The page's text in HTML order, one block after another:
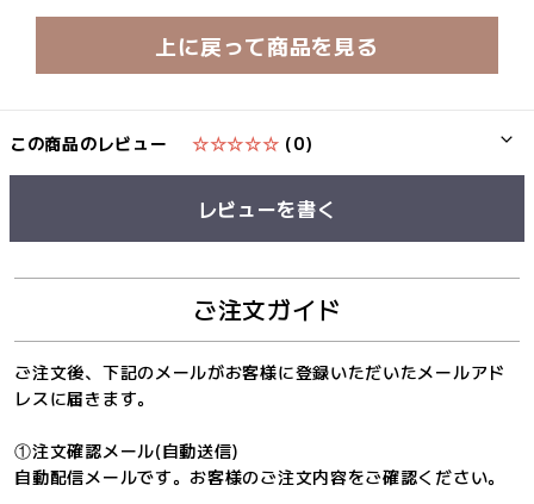
上に戻って商品を見る
この商品のレビュー ☆☆☆☆☆ (0)
レビューを書く
ご注文ガイド
ご注文後、下記のメールがお客様に登録いただいたメールアド
レスに届きます。
①注文確認メール(自動送信)
自動配信メールです。お客様のご注文内容をご確認ください。